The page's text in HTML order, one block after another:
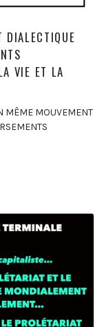
DIALECTIQUE
VIE ET LA
MOUVEMENT